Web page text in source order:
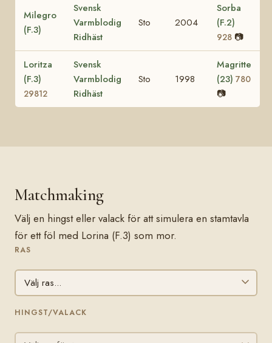
Milegro
(F.3)
Svensk
Varmblodig
Ridhäst
Sto 2004
Sorba
(F.2)
928 📷
Loritza
(F.3)
29812
Svensk
Varmblodig
Ridhäst
Sto 1998
Magritte
(23) 780
📷
Matchmaking
Välj en hingst eller valack för att simulera en stamtavla
för ett föl med Lorina (F.3) som mor.
RAS
HINGST/VALACK